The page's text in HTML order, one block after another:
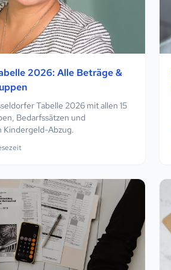
2026: Alle Beträge &
Tabelle 2026 mit allen 15
Bedarfssätzen und
Kindergeld-Abzug.